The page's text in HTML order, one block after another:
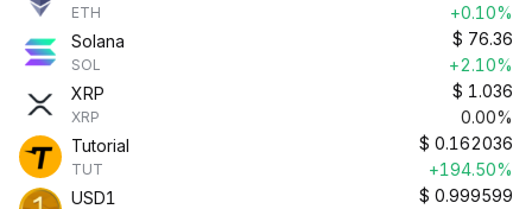
ETH
+0.10%
Solana
SOL
$ 76.36
+2.10%
XRP
XRP
$ 1.036
0.00%
Tutorial
TUT
$ 0.162036
+194.50%
USD1
$ 0.999599